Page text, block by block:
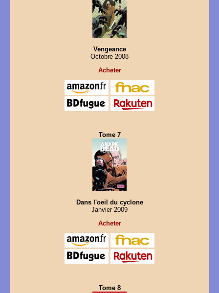
Vengeance
Octobre 2008
Acheter
Tome 7
Dans l'oeil du cyclone
Janvier 2009
Acheter
Tome 8